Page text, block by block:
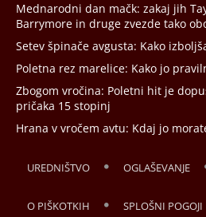
Mednarodni dan mačk: zakaj jih
Barrymore in druge zvezde tako
Setev špinače avgusta: Kako
Poletna rez marelice: Kako jo
Zbogom vročina: Poletni hit je
pričaka 15 stopinj
Hrana v vročem avtu: Kdaj jo
UREDNIŠTVO OGLAŠEVANJE
O PIŠKOTKIH SPLOŠNI POGOJI